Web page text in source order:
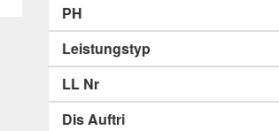
PH
Leistungstyp
LL Nr
Dis Auftri